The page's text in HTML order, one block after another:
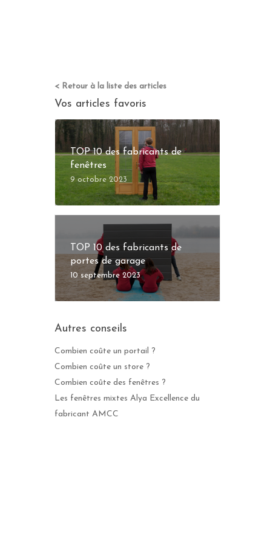
< Retour à la liste des articles
Vos articles favoris
TOP 10 des fabricants de
fenêtres
9 octobre 2023
TOP 10 des fabricants de
portes de garage
10 septembre 2023
Autres conseils
Combien coûte un portail ?
Combien coûte un store ?
Combien coûte des fenêtres ?
Les fenêtres mixtes Alya Excellence du
fabricant AMCC